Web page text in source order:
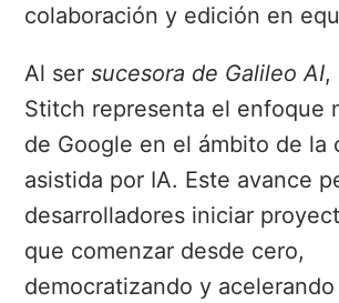
colaboración y edición en
Al sersucesora de Galileo AI,
Stitch representa el enfoque
de Google en el ámbito de la
asistida por IA. Este avance
desarrolladores iniciar
que comenzar desde cero,
democratizando y